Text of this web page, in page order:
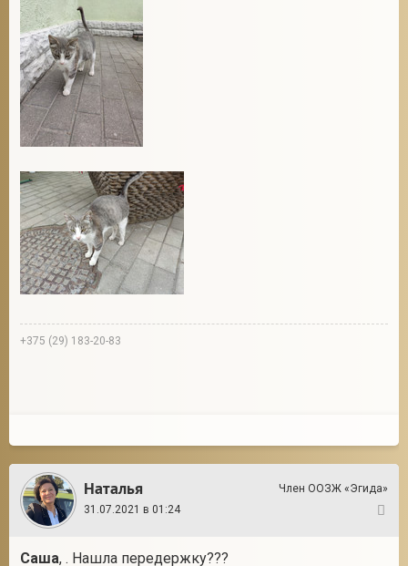
+375 (29) 183-20-83
Наталья
Член ООЗЖ «Эгида»
31.07.2021 в 01:24
Саша, . Нашла передержку???